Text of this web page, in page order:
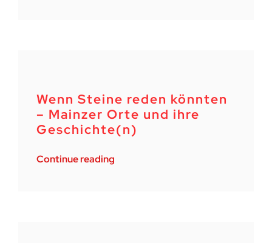
Wenn Steine reden könnten
– Mainzer Orte und ihre
Geschichte(n)
Continue reading